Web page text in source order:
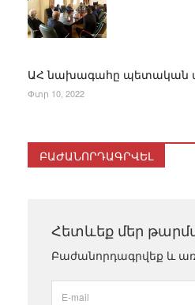
ԱՀ նախագահը պետական
Փտր 10, 2022
ԲԱԺԱՆՈՐԴԱԳՐՎԵԼ
Հետևեք մեր
Բաժանորդագրվեք և